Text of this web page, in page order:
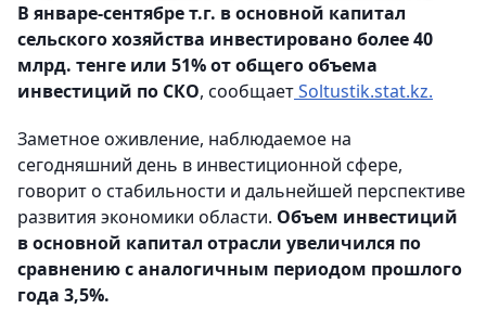
В январе-сентябре т.г. в основной капитал
сельского хозяйства инвестировано более 40
млрд. тенге или 51% от общего объема
инвестиций по СКО, сообщаетSoltustik.stat.kz.
Заметное оживление, наблюдаемое на
сегодняшний день в инвестиционной сфере,
говорит о стабильности и дальнейшей перспективе
развития экономики области. Объем инвестиций
в основной капитал отрасли увеличился по
сравнению с аналогичным периодом прошлого
года 3,5%.